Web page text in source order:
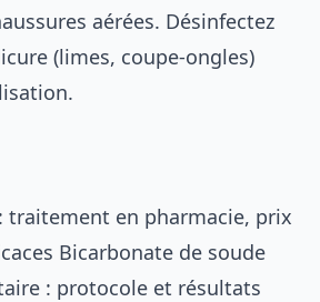
aérées. Désinfectez
(limes, coupe-ongles)
traitement en pharmacie, prix
Bicarbonate de soude
: protocole et résultats